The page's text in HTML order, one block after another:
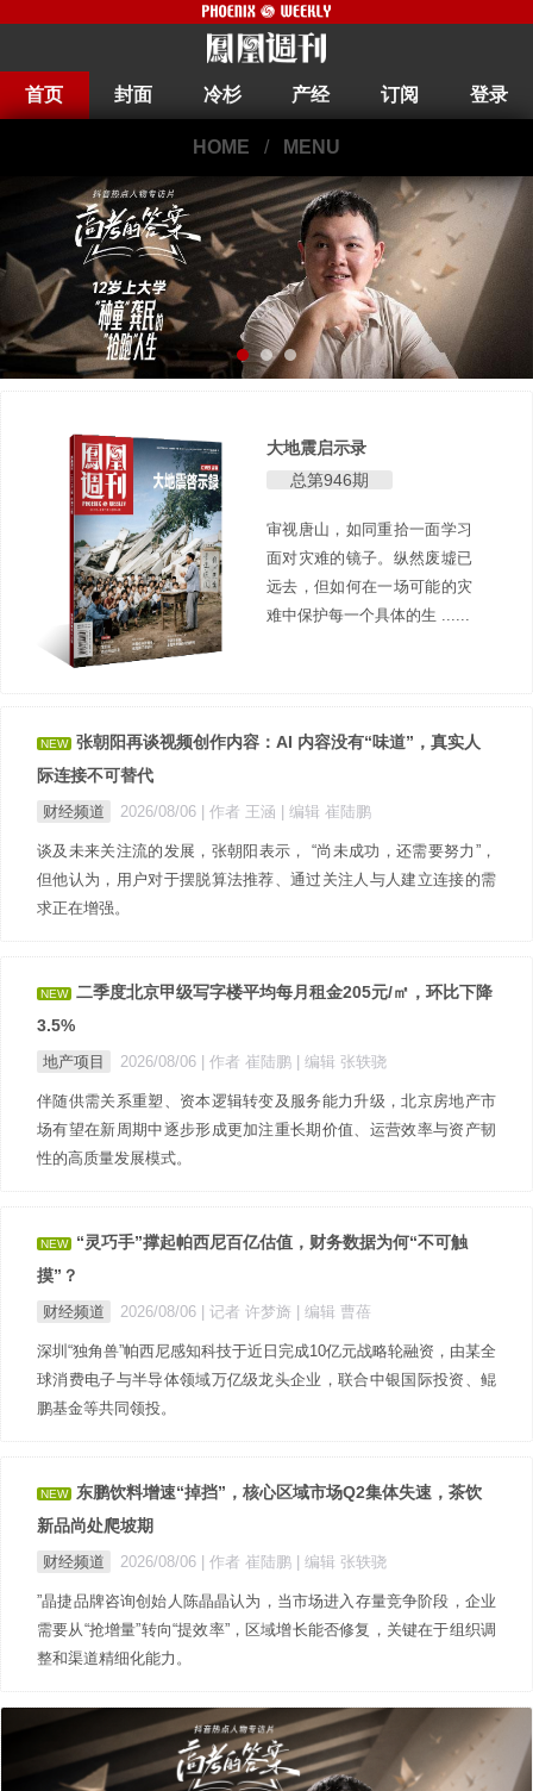
首页 封面 冷杉 产经 订阅 登录
HOME / MENU
大地震启示录
总第946期
审视唐山，如同重拾一面学习
面对灾难的镜子。纵然废墟已
远去，但如何在一场可能的灾
难中保护每一个具体的生 ......
NEW
张朝阳再谈视频创作内容：AI 内容没有“味道”，真实人
际连接不可替代
财经频道 2026/08/06 | 作者 王涵 | 编辑 崔陆鹏
谈及未来关注流的发展，张朝阳表示， “尚未成功，还需要努力”，
但他认为，用户对于摆脱算法推荐、通过关注人与人建立连接的需
求正在增强。
NEW
二季度北京甲级写字楼平均每月租金205元/㎡，环比下降
3.5%
地产项目 2026/08/06 | 作者 崔陆鹏 | 编辑 张轶骁
伴随供需关系重塑、资本逻辑转变及服务能力升级，北京房地产市
场有望在新周期中逐步形成更加注重长期价值、运营效率与资产韧
性的高质量发展模式。
NEW
“灵巧手”撑起帕西尼百亿估值，财务数据为何“不可触
摸”？
财经频道 2026/08/06 | 记者 许梦旖 | 编辑 曹蓓
深圳“独角兽”帕西尼感知科技于近日完成10亿元战略轮融资，由某全
球消费电子与半导体领域万亿级龙头企业，联合中银国际投资、鲲
鹏基金等共同领投。
NEW
东鹏饮料增速“掉挡”，核心区域市场Q2集体失速，茶饮
新品尚处爬坡期
财经频道 2026/08/06 | 作者 崔陆鹏 | 编辑 张轶骁
”晶捷品牌咨询创始人陈晶晶认为，当市场进入存量竞争阶段，企业
需要从“抢增量”转向“提效率”，区域增长能否修复，关键在于组织调
整和渠道精细化能力。